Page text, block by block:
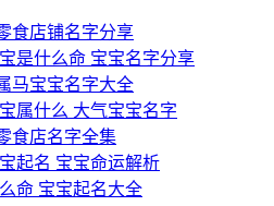
食店铺名字分享
是什么命 宝宝名字分享
马宝宝名字大全
属什么 大气宝宝名字
食店名字全集
起名 宝宝命运解析
命 宝宝起名大全